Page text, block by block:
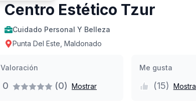
Centro Estético Tzur
Cuidado Personal Y Belleza
Punta Del Este, Maldonado
Valoración
0 (0) Mostrar
Me gusta
(15)